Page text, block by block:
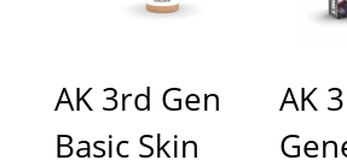
AK 3rd Gen
Basic Skin
AK